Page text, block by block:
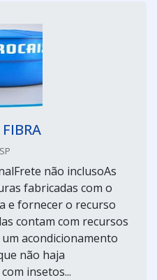
não inclusoAs
fabricadas com o
e fornecer o recurso
contam com recursos
acondicionamento
não haja
insetos...